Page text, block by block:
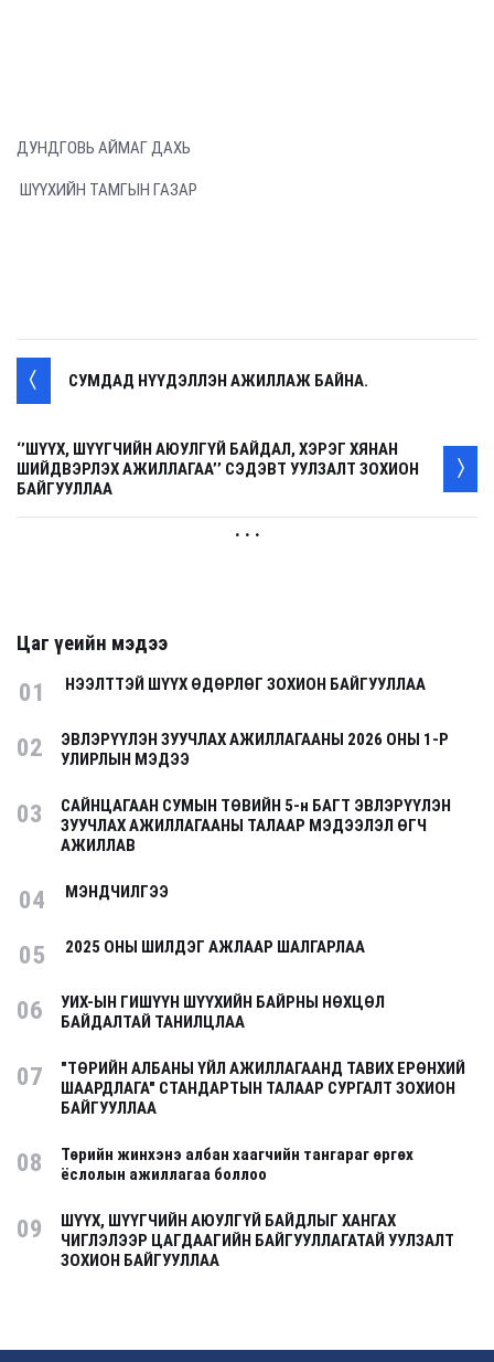
ДУНДГОВЬ АЙМАГ ДАХЬ
ШҮҮХИЙН ТАМГЫН ГАЗАР
СУМДАД НҮҮДЭЛЛЭН АЖИЛЛАЖ БАЙНА.
‘’ШҮҮХ, ШҮҮГЧИЙН АЮУЛГҮЙ БАЙДАЛ, ХЭРЭГ ХЯНАН
ШИЙДВЭРЛЭХ АЖИЛЛАГАА’’ СЭДЭВТ УУЛЗАЛТ ЗОХИОН
БАЙГУУЛЛАА
. . .
Цаг үеийн мэдээ
01 НЭЭЛТТЭЙ ШҮҮХ ӨДӨРЛӨГ ЗОХИОН БАЙГУУЛЛАА
02
ЭВЛЭРҮҮЛЭН ЗУУЧЛАХ АЖИЛЛАГААНЫ 2026 ОНЫ 1-Р
УЛИРЛЫН МЭДЭЭ
03
САЙНЦАГААН СУМЫН ТӨВИЙН 5-н БАГТ ЭВЛЭРҮҮЛЭН
ЗУУЧЛАХ АЖИЛЛАГААНЫ ТАЛААР МЭДЭЭЛЭЛ ӨГЧ
АЖИЛЛАВ
04 МЭНДЧИЛГЭЭ
05 2025 ОНЫ ШИЛДЭГ АЖЛААР ШАЛГАРЛАА
06
УИХ-ЫН ГИШҮҮН ШҮҮХИЙН БАЙРНЫ НӨХЦӨЛ
БАЙДАЛТАЙ ТАНИЛЦЛАА
07
"ТӨРИЙН АЛБАНЫ ҮЙЛ АЖИЛЛАГААНД ТАВИХ ЕРӨНХИЙ
ШААРДЛАГА" СТАНДАРТЫН ТАЛААР СУРГАЛТ ЗОХИОН
БАЙГУУЛЛАА
08
Төрийн жинхэнэ албан хаагчийн тангараг өргөх
ёслолын ажиллагаа боллоо
09
ШҮҮХ, ШҮҮГЧИЙН АЮУЛГҮЙ БАЙДЛЫГ ХАНГАХ
ЧИГЛЭЛЭЭР ЦАГДААГИЙН БАЙГУУЛЛАГАТАЙ УУЛЗАЛТ
ЗОХИОН БАЙГУУЛЛАА